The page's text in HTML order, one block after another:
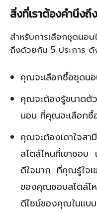
สิ่งที่เราต้องคำนึง
สำหรับการเลือกชุดนอ
ถึงด้วยกัน 5 ประการ
คุณจะเลือกซื้อชุดน
คุณจะต้องรู้ขนาด
นอน ที่คุณจะเลือกซื้
คุณจะต้องเดาใจ
สไตล์ไหนที่เขาชอบ
ดีใจมาก ที่คุณรู้ใจ
ของคุณชอบสไตล์
ดีไซน์ของคุณในแบ